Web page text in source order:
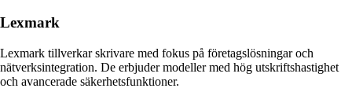
Lexmark
Lexmark tillverkar skrivare med fokus på företagslösningar och
nätverksintegration. De erbjuder modeller med hög utskriftshastighet
och avancerade säkerhetsfunktioner.